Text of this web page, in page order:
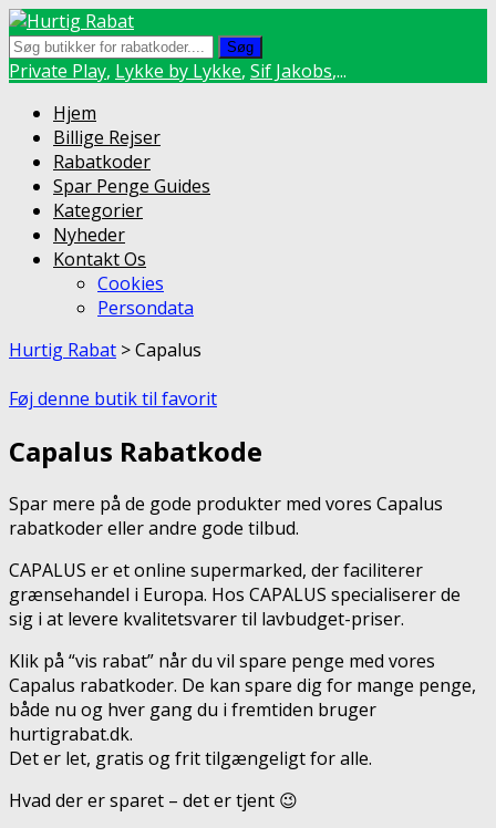
Søg
Private Play, Lykke by Lykke, Sif Jakobs,...
Skip
content
Hjem
Billige Rejser
Rabatkoder
Spar Penge Guides
Kategorier
Nyheder
Kontakt Os
Cookies
Persondata
Hurtig Rabat >Capalus
Føj denne butik til favorit
Capalus Rabatkode
Spar mere på de gode produkter med vores Capalus
rabatkoder eller andre gode tilbud.
CAPALUS er et online supermarked, der faciliterer
grænsehandel i Europa. Hos CAPALUS specialiserer de
sig i at levere kvalitetsvarer til lavbudget-priser.
Klik på “vis rabat” når du vil spare penge med vores
Capalus rabatkoder. De kan spare dig for mange penge,
både nu og hver gang du i fremtiden bruger
hurtigrabat.dk.
Det er let, gratis og frit tilgængeligt for alle.
Hvad der er sparet – det er tjent 😉